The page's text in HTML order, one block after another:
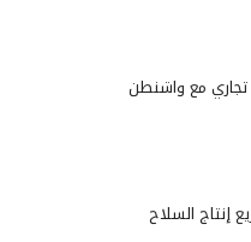
تجاري مع واشنطن
إنتاج السلاح